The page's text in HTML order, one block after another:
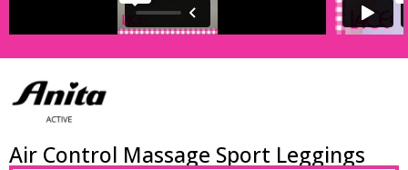
Air Control Massage Sport Leggings